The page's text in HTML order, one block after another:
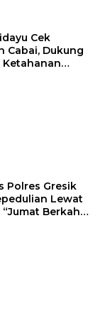
Cek
Cabai, Dukung
Ketahanan
Polres Gresik
Lewat
Berkah